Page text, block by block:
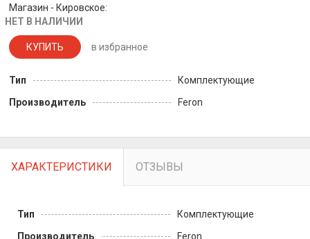
Магазин - Кировское:
НЕТ В НАЛИЧИИ
КУПИТЬ в избранное
Тип
Комплектующие
Производитель
Feron
ХАРАКТЕРИСТИКИ ОТЗЫВЫ
Тип
Комплектующие
Производитель
Feron